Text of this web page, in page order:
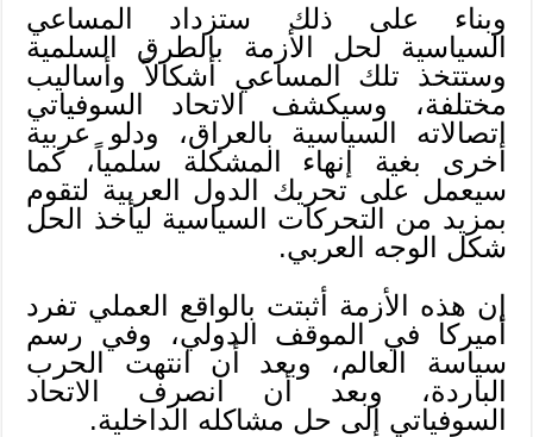
وبناء على ذلك ستزداد المساعي
السياسية لحل الأزمة بالطرق السلمية
وستتخذ تلك المساعي أشكالاً وأساليب
مختلفة، وسيكشف الاتحاد السوفياتي
اتصالاته السياسية بالعراق، ودلو عربية
أخرى بغية إنهاء المشكلة سلمياً، كما
سيعمل على تحريك الدول العربية لتقوم
بمزيد من التحركات السياسية ليأخذ الحل
شكل الوجه العربي.
إن هذه الأزمة أثبتت بالواقع العملي تفرد
أميركا في الموقف الدولي، وفي رسم
سياسة العالم، وبعد أن انتهت الحرب
الباردة، وبعد أن انصرف الاتحاد
السوفياتي إلى حل مشاكله الداخلية.